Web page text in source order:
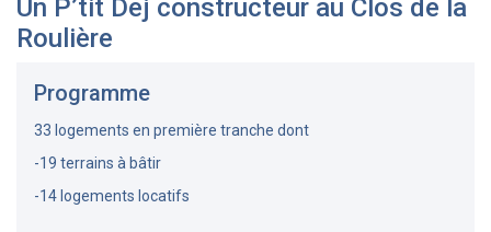
Un P’tit Dej constructeur au Clos de la
Roulière
Programme
33 logements en première tranche dont
-19 terrains à bâtir
-14 logements locatifs